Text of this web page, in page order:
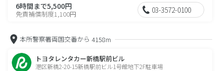
6時間まで5,500円
免責補償制度1,100円 03-3572-0100
本所警察署両国交番から 4158m
トヨタレンタカー新橋駅前ビル
港区新橋2-20-15新橋駅前ビル1号館地下2F駐車場